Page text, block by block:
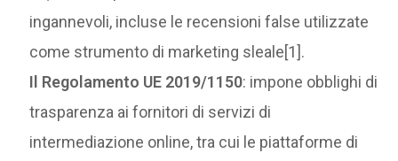
ingannevoli, incluse le recensioni false utilizzate
come strumento di marketing sleale[1].
Il Regolamento UE 2019/1150: impone obblighi di
trasparenza ai fornitori di servizi di
intermediazione online, tra cui le piattaforme di